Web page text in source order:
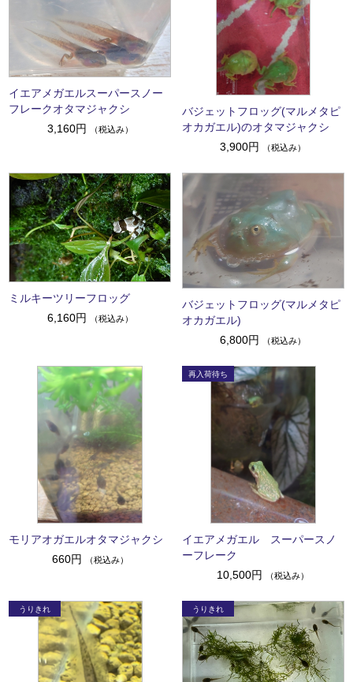
イエアメガエルスーパースノー
フレークオタマジャクシ
3,160円
（税込み）
バジェットフロッグ(マルメタピ
オカガエル)のオタマジャクシ
3,900円
（税込み）
ミルキーツリーフロッグ
6,160円
（税込み）
バジェットフロッグ(マルメタピ
オカガエル)
6,800円
（税込み）
モリアオガエルオタマジャクシ
660円
（税込み）
イエアメガエル スーパースノ
ーフレーク
10,500円
（税込み）